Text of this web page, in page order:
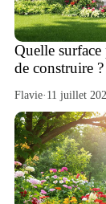
Quelle
de construire ?
Flavie· 11 juillet